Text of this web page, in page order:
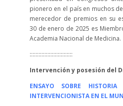
pionero en el país en muchos
merecedor de premios en su
30 de enero de 2025 es
Academia Nacional de Medicina.
:::::::::::::::::::::::::::::
Intervención y posesión del
ENSAYO SOBRE
INTERVENCIONISTA EN EL